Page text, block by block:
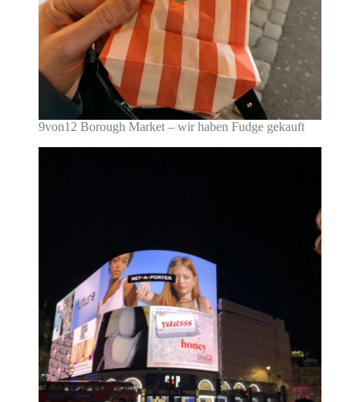
9von12 Borough Market – wir haben Fudge gekauft